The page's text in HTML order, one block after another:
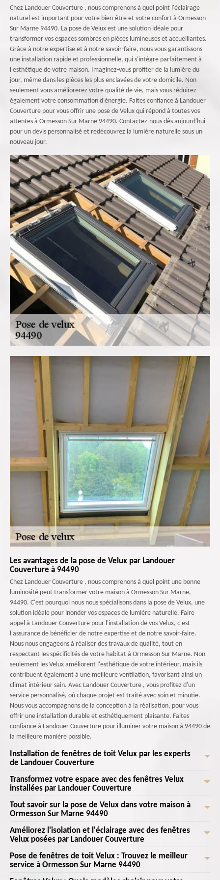
Chez Landouer Couverture , nous comprenons à quel point l'éclairage
naturel est important pour votre bien-être et votre confort à Ormesson
Sur Marne 94490. La pose de Velux est une solution idéale pour
transformer vos espaces sombres en pièces lumineuses et accueillantes.
Grâce à notre expertise et à notre savoir-faire, nous vous garantissons
une installation rapide et professionnelle, qui s'intègre parfaitement à
l'esthétique de votre maison. Imaginez-vous profiter de la lumière du
jour, même dans les pièces les plus enclavées de votre domicile. Non
seulement vous améliorerez votre qualité de vie, mais vous réduirez
également votre consommation d'énergie. Faites confiance à Landouer
Couverture pour vous offrir une pose de Velux qui répond à toutes vos
attentes à Ormesson Sur Marne 94490. Contactez-nous dès aujourd'hui
pour un devis personnalisé et redécouvrez la lumière naturelle sous un
nouveau jour.
Les avantages de la pose de Velux par Landouer
Couverture à 94490
Chez Landouer Couverture , nous comprenons à quel point une bonne
luminosité peut transformer votre maison à Ormesson Sur Marne,
94490. C'est pourquoi nous nous spécialisons dans la pose de Velux, une
solution idéale pour inonder vos espaces de lumière naturelle. Faire
appel à Landouer Couverture pour l'installation de vos Velux, c'est
l'assurance de bénéficier de notre expertise et de notre savoir-faire.
Nous nous engageons à réaliser des travaux de qualité, tout en
respectant les spécificités de votre habitat à Ormesson Sur Marne. Non
seulement les Velux améliorent l'esthétique de votre intérieur, mais ils
contribuent également à une meilleure ventilation, favorisant ainsi un
climat intérieur sain. Avec Landouer Couverture , vous profitez d'un
service personnalisé, où chaque projet est traité avec soin et minutie.
Nous vous accompagnons de la conception à la réalisation, pour vous
offrir une installation durable et esthétiquement plaisante. Faites
confiance à Landouer Couverture pour illuminer votre maison à 94490 de
la meilleure manière possible.
Installation de fenêtres de toit Velux par les experts
de Landouer Couverture
Vous cherchez à transformer votre espace sous les combles en un havre
de lumière naturelle? Faites confiance aux experts de Landouer
Couverture pour l'installation de fenêtres de toit Velux à Ormesson Sur
Marne, 94490. Notre équipe dévouée et expérimentée met à votre
impeccable et sur mesure. Que vous souhaitiez améliorer l'aération de
votre pièce ou simplement inonder votre intérieur de lumière, les
fenêtres Velux sont la solution idéale. Chez Landouer Couverture , nous
comprenons l'importance de chaque détail, de la sélection du produit à
Transformez votre espace avec des fenêtres Velux
installées par Landouer Couverture
Transformez votre espace avec des fenêtres Velux installées par
Landouer Couverture . Imaginez-vous dans votre maison à Ormesson Sur
Marne, 94490, baignée de lumière naturelle grâce à nos fenêtres Velux
de haute qualité. Chez Landouer Couverture , nous sommes passionnés
vous accompagnent à chaque étape, de la sélection des produits à
Tout savoir sur la pose de Velux dans votre maison à
Ormesson Sur Marne 94490
Vous avez décidé d'installer un Velux dans votre maison à Ormesson Sur
Marne 94490 ? Excellente idée ! Chez Landouer Couverture , nous
comprenons à quel point un Velux peut transformer votre espace de vie
en y apportant lumière naturelle et ventilation. Tout d'abord, il est
Améliorez l'isolation et l'éclairage avec des fenêtres
Velux posées par Landouer Couverture
Chez Landouer Couverture , nous croyons fermement que le confort de
votre maison passe par une isolation et un éclairage de qualité. En
Pose de fenêtres de toit Velux : Trouvez le meilleur
service à Ormesson Sur Marne 94490